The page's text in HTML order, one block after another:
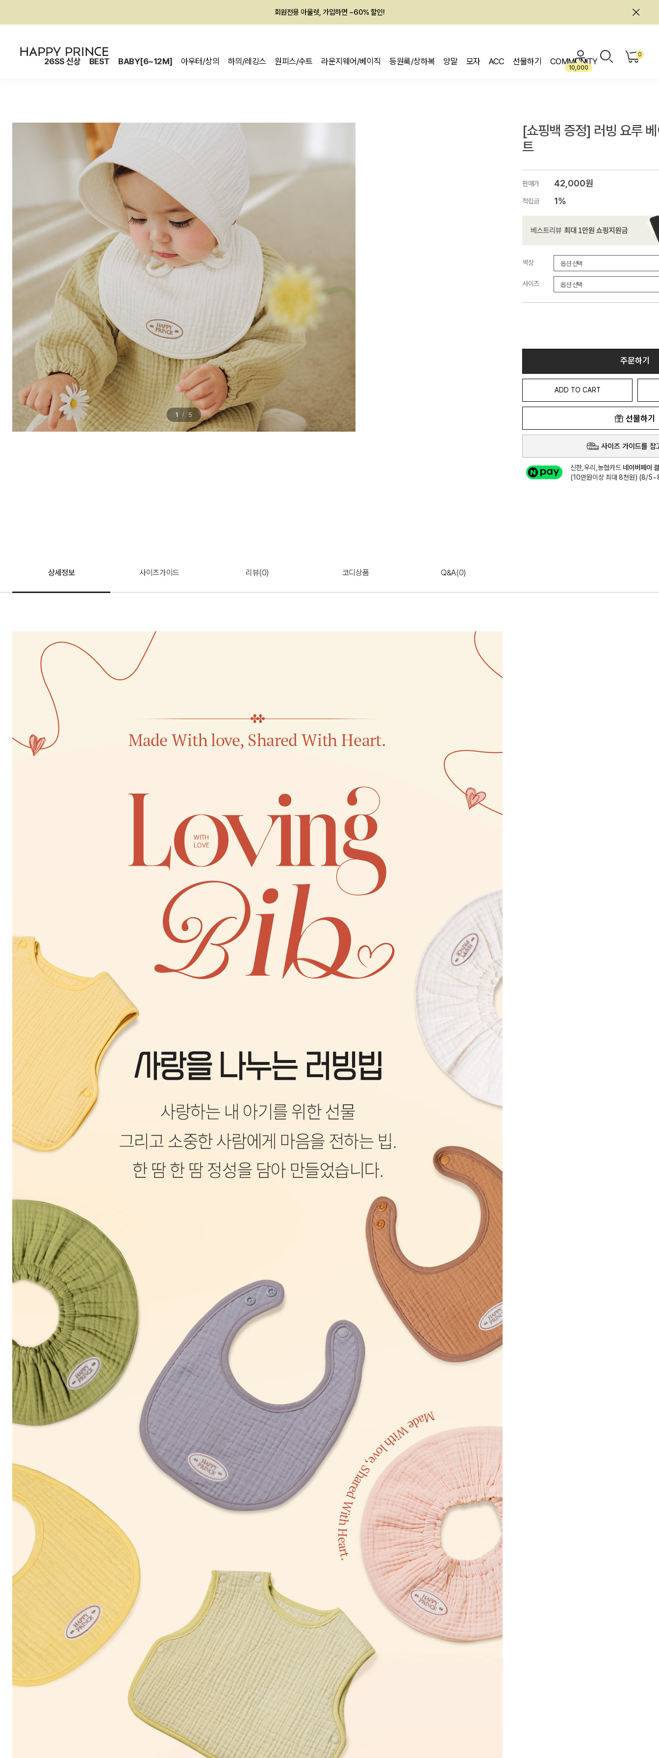
회원전용 아울렛, 가입하면 ~60% 할인!
26SS 신상 BEST BABY[6~12M] 아우터/상의 하의/레깅스 원피스/수트 라운지웨어/베이직 등원룩/상하복 양말 모자 ACC 선물하기 COMMUNITY
10,000
0
1 / 5
[쇼핑백 증정] 러빙 요루
트
판매가 42,000원
적립금 1%
색상
사이즈
주문하기
ADD TO CART
선물하기
사이즈 가이드를 참
신한,우리,농협카드 네이버페이
(10만원이상 최대 8천원) (8/
상세정보 사이즈가이드 리뷰(0) 코디상품 Q&A(0)